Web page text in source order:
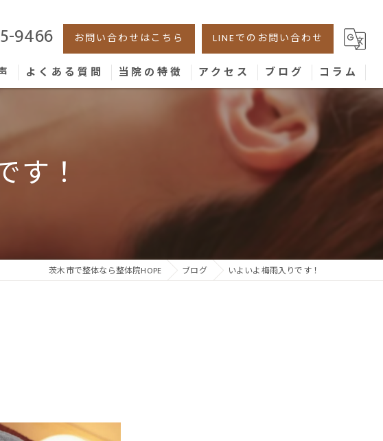
9466 お問い合わせはこちら LINEでのお問い合わせ
よくある質問 当院の特徴 アクセス ブログ コラム
す！
茨木市で整体なら整体院HOPE ブログ いよいよ梅雨入りです！